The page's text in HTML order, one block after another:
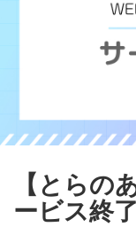
【とらの
ービス終